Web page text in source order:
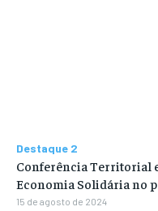
Destaque 2
Conferência Territorial
Economia Solidária no
15 de agosto de 2024